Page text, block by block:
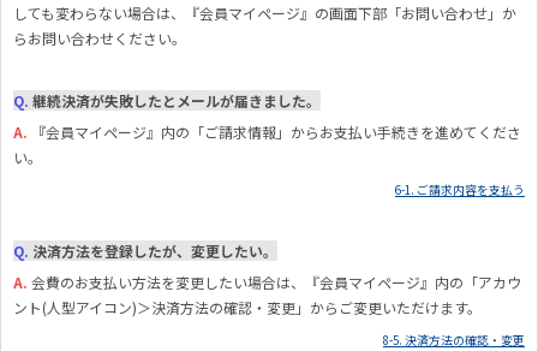
しても変わらない場合は、『会員マイページ』の画面下部「お問い合わせ」か
らお問い合わせください。
Q. 継続決済が失敗したとメールが届きました。
A. 『会員マイページ』内の「ご請求情報」からお支払い手続きを進めてくださ
い。
6-1. ご請求内容を支払う
Q. 決済方法を登録したが、変更したい。
A. 会費のお支払い方法を変更したい場合は、『会員マイページ』内の「アカウ
ント(人型アイコン)＞決済方法の確認・変更」からご変更いただけます。
8-5. 決済方法の確認・変更